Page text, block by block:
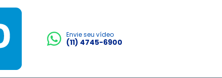
Envie seu vídeo
(11) 4745-6900